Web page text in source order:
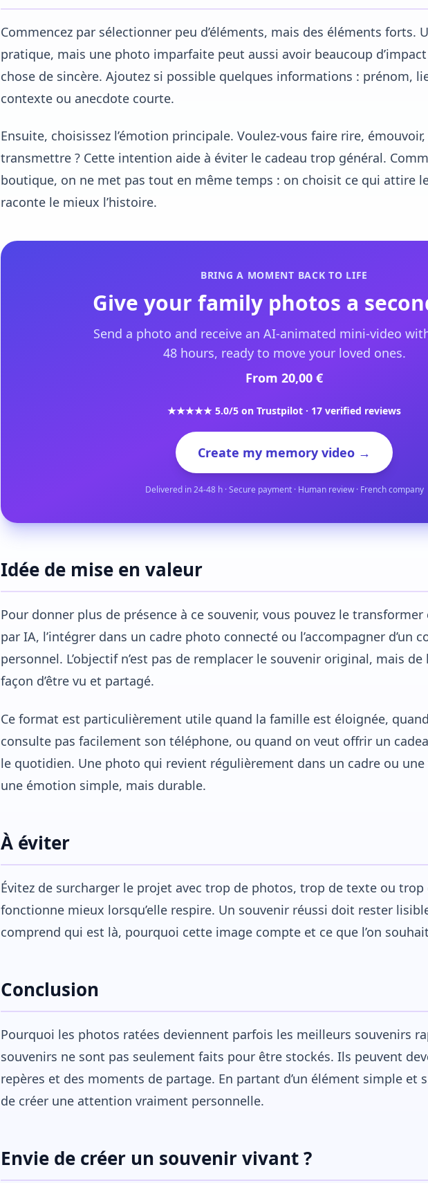
Commencez par sélectionner peu d’éléments, mais des éléments forts.
pratique, mais une photo imparfaite peut aussi avoir beaucoup
chose de sincère. Ajoutez si possible quelques informations : prénom,
contexte ou anecdote courte.
Ensuite, choisissez l’émotion principale. Voulez-vous faire rire,
transmettre ? Cette intention aide à éviter le cadeau trop général.
boutique, on ne met pas tout en même temps : on choisit ce qui attire
raconte le mieux l’histoire.
BRING A MOMENT BACK TO LIFE
Give your family photos a
Send a photo and receive an AI-animated mini-video
48 hours, ready to move your loved ones.
From 20,00 €
★★★★★ 5.0/5 on Trustpilot · 17 verified reviews
Create my memory video →
Delivered in 24-48 h · Secure payment · Human review · French company
Idée de mise en valeur
Pour donner plus de présence à ce souvenir, vous pouvez le
par IA, l’intégrer dans un cadre photo connecté ou l’accompagner d’un
personnel. L’objectif n’est pas de remplacer le souvenir original, mais
façon d’être vu et partagé.
Ce format est particulièrement utile quand la famille est éloignée,
consulte pas facilement son téléphone, ou quand on veut offrir un
le quotidien. Une photo qui revient régulièrement dans un cadre ou
une émotion simple, mais durable.
À éviter
Évitez de surcharger le projet avec trop de photos, trop de texte ou trop
fonctionne mieux lorsqu’elle respire. Un souvenir réussi doit rester
comprend qui est là, pourquoi cette image compte et ce que l’on
Conclusion
Pourquoi les photos ratées deviennent parfois les meilleurs souvenirs
souvenirs ne sont pas seulement faits pour être stockés. Ils peuvent
repères et des moments de partage. En partant d’un élément simple et
de créer une attention vraiment personnelle.
Envie de créer un souvenir vivant ?